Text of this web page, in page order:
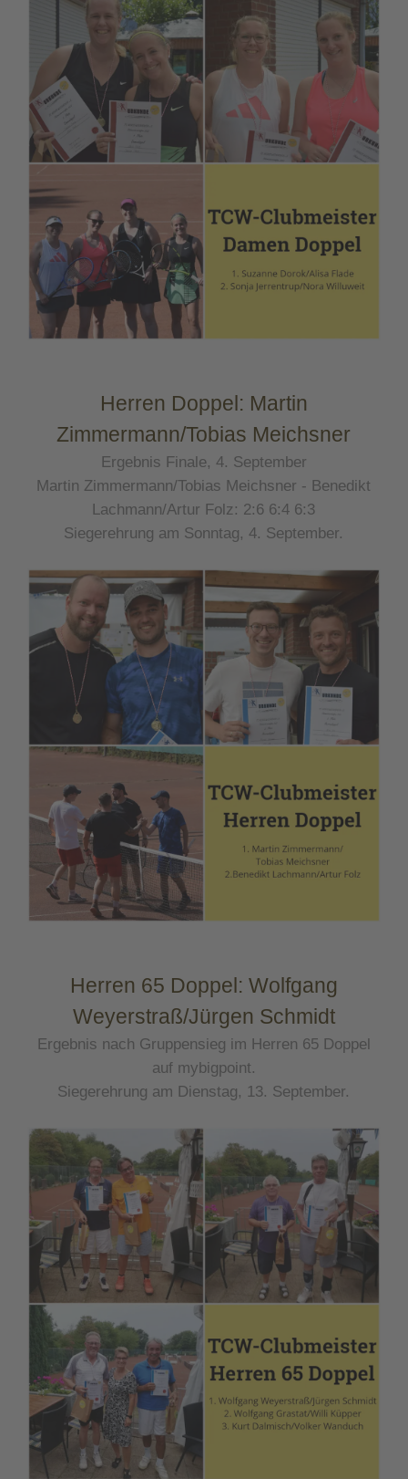
Herren Doppel: Martin
Zimmermann/Tobias Meichsner
Ergebnis Finale, 4. September
Martin Zimmermann/Tobias Meichsner - Benedikt
Lachmann/Artur Folz: 2:6 6:4 6:3
Siegerehrung am Sonntag, 4. September.
Herren 65 Doppel: Wolfgang
Weyerstraß/Jürgen Schmidt
Ergebnis nach Gruppensieg im Herren 65 Doppel
auf mybigpoint.
Siegerehrung am Dienstag, 13. September.